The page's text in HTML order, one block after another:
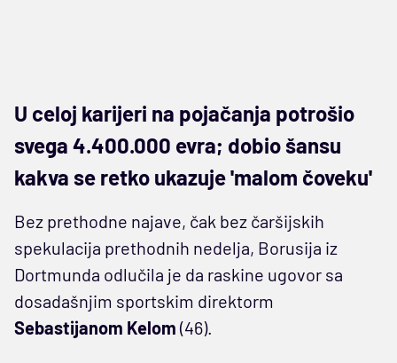
U celoj karijeri na pojačanja potrošio
svega 4.400.000 evra; dobio šansu
kakva se retko ukazuje 'malom čoveku'
Bez prethodne najave, čak bez čaršijskih
spekulacija prethodnih nedelja, Borusija iz
Dortmunda odlučila je da raskine ugovor sa
dosadašnjim sportskim direktorm
Sebastijanom Kelom (46).